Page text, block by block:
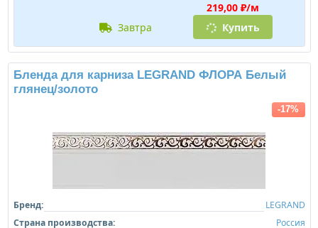
219,00 ₽/м
завтра
Купить
Бленда для карниза LEGRAND ФЛОРА Белый
глянец/золото
-17%
Бренд:
LEGRAND
Страна производства:
Россия